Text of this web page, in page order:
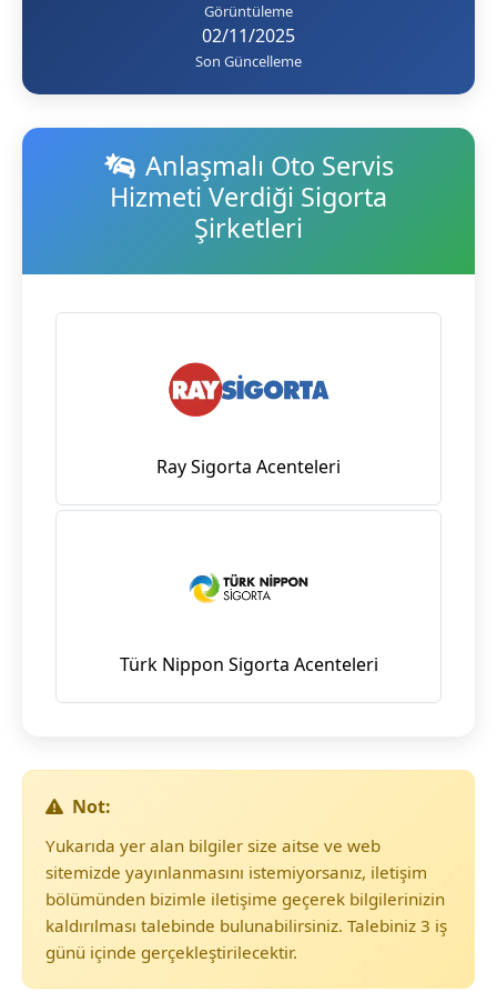
Görüntüleme
02/11/2025
Son Güncelleme
Anlaşmalı Oto Servis
Hizmeti Verdiği Sigorta
Şirketleri
Ray Sigorta Acenteleri
Türk Nippon Sigorta Acenteleri
Not:
Yukarıda yer alan bilgiler size aitse ve web
sitemizde yayınlanmasını istemiyorsanız, iletişim
bölümünden bizimle iletişime geçerek bilgilerinizin
kaldırılması talebinde bulunabilirsiniz. Talebiniz 3 iş
günü içinde gerçekleştirilecektir.